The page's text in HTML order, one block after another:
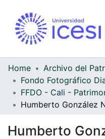
Home
FFDO - Cali -
Humberto